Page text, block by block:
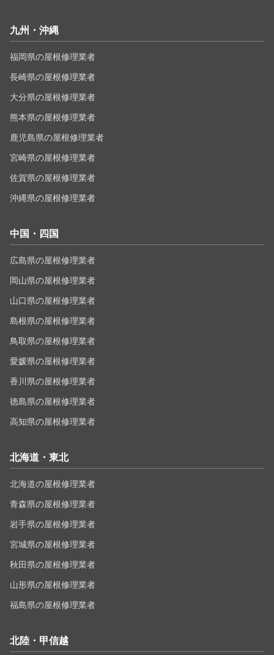
九州・沖縄
福岡県の屋根修理業者
長崎県の屋根修理業者
大分県の屋根修理業者
熊本県の屋根修理業者
鹿児島県の屋根修理業者
宮崎県の屋根修理業者
佐賀県の屋根修理業者
沖縄県の屋根修理業者
中国・四国
広島県の屋根修理業者
岡山県の屋根修理業者
山口県の屋根修理業者
島根県の屋根修理業者
鳥取県の屋根修理業者
愛媛県の屋根修理業者
香川県の屋根修理業者
徳島県の屋根修理業者
高知県の屋根修理業者
北海道・東北
北海道の屋根修理業者
青森県の屋根修理業者
岩手県の屋根修理業者
宮城県の屋根修理業者
秋田県の屋根修理業者
山形県の屋根修理業者
福島県の屋根修理業者
北陸・甲信越